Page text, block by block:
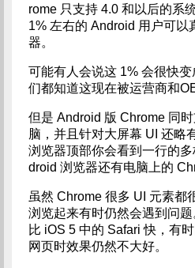
rome 只支持 4.0 和以后的系
1% 左右的 Android 用户可以
器。
可能有人会说这 1% 会很快
们都知道这现在被运营商和
但是 Android 版 Chrome 同
脑，并且针对大屏幕 UI 还略
浏览器顶部你会看到一行的
droid 浏览器还有电脑上的
虽然 Chrome 很多 UI 元素都
浏览起来有时仍然会遇到问
比 iOS 5 中的 Safari 快，有
网页时效果仍然不大好。